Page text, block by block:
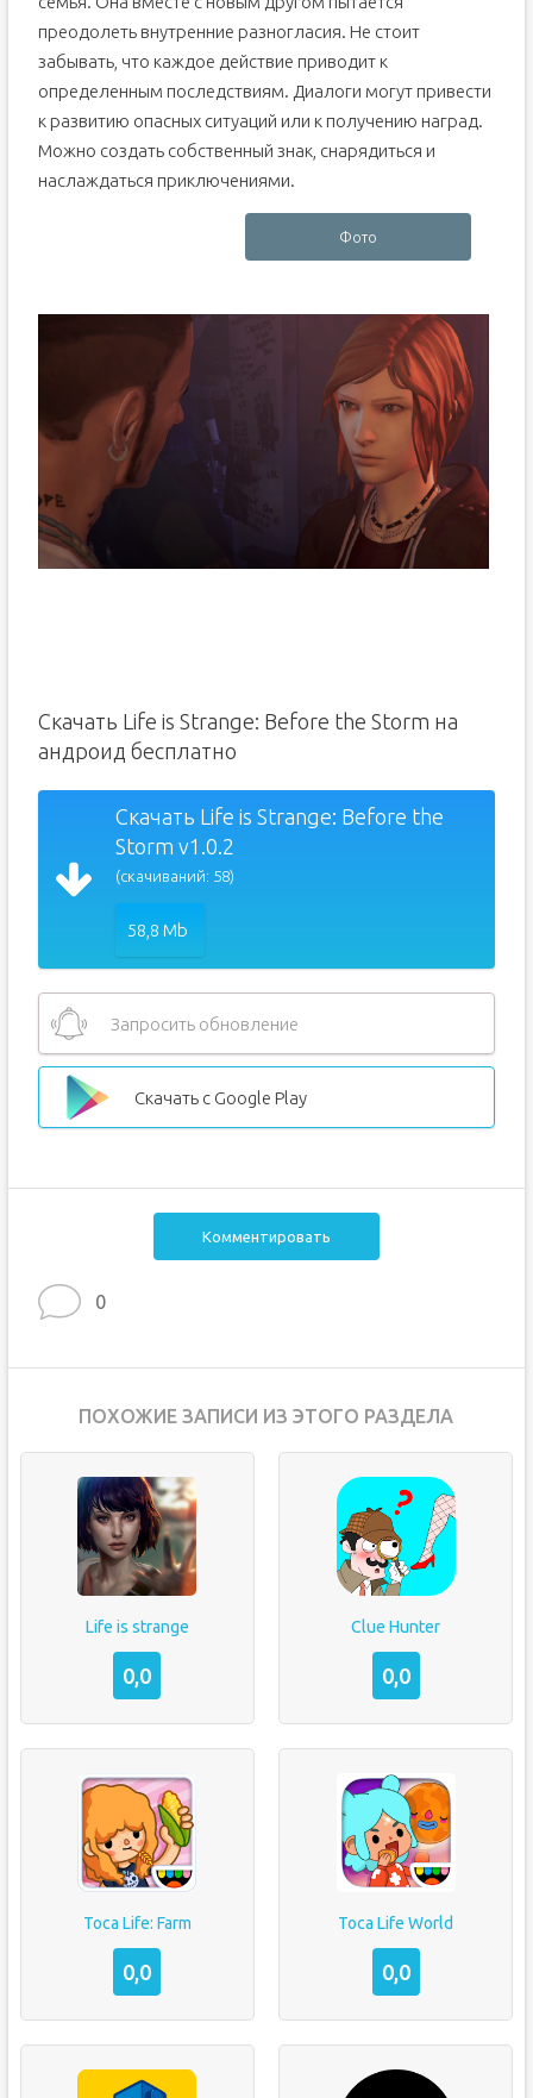
преодолеть внутренние разногласия. Не стоит
забывать, что каждое действие приводит к
определенным последствиям. Диалоги могут привести
к развитию опасных ситуаций или к получению наград.
Можно создать собственный знак, снарядиться и
наслаждаться приключениями.
Фото
Скачать Life is Strange: Before the Storm на
андроид бесплатно
Скачать Life is Strange: Before the
Storm v1.0.2
(скачиваний: 58)
58,8 Mb
Запросить обновление
Скачать с Google Play
Комментировать
0
ПОХОЖИЕ ЗАПИСИ ИЗ ЭТОГО РАЗДЕЛА
Life is strange
0,0
Clue Hunter
0,0
Toca Life: Farm
0,0
Toca Life World
0,0